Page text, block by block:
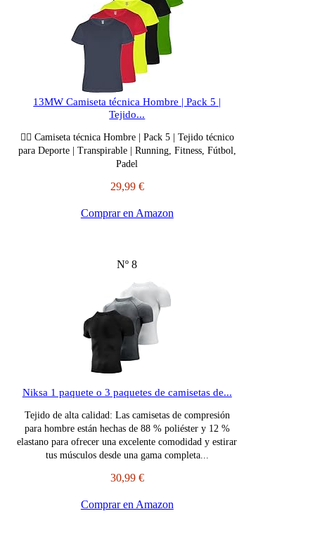
13MW Camiseta técnica Hombre | Pack 5 |
Tejido...
🏋🏼 Camiseta técnica Hombre | Pack 5 | Tejido técnico
para Deporte | Transpirable | Running, Fitness, Fútbol,
Padel
29,99 €
Comprar en Amazon
Nº 8
Niksa 1 paquete o 3 paquetes de camisetas de...
Tejido de alta calidad: Las camisetas de compresión
para hombre están hechas de 88 % poliéster y 12 %
elastano para ofrecer una excelente comodidad y estirar
tus músculos desde una gama completa...
30,99 €
Comprar en Amazon